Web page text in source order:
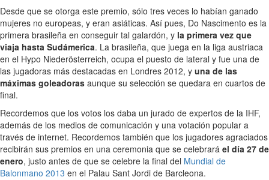
Desde que se otorga este premio, sólo tres veces lo habían ganado
mujeres no europeas, y eran asiáticas. Así pues, Do Nascimento es la
primera brasileña en conseguir tal galardón, y la primera vez que
viaja hasta Sudámerica. La brasileña, que juega en la liga austriaca
en el Hypo Niederösterreich, ocupa el puesto de lateral y fue una de
las jugadoras más destacadas en Londres 2012, y una de las
máximas goleadoras aunque su selección se quedara en cuartos de
final.
Recordemos que los votos los daba un jurado de expertos de la IHF,
además de los medios de comunicación y una votación popular a
través de internet. Recordemos también que los jugadores agraciados
recibirán sus premios en una ceremonia que se celebrará el día 27 de
enero, justo antes de que se celebre la final del Mundial de
Balonmano 2013 en el Palau Sant Jordi de Barcleona.